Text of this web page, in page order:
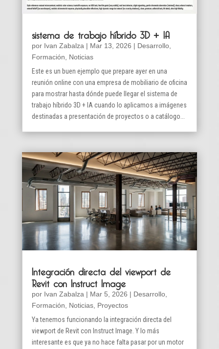
sistema de trabajo híbrido 3D + IA
por Ivan Zabalza | Mar 13, 2026 | Desarrollo,
Formación
Noticias
Este es un buen ejemplo que prepare ayer en una
reunión online con una empresa de mobiliario de oficina
para mostrar hasta dónde puede llegar el sistema de
trabajo híbrido 3D + IA cuando lo aplicamos a imágenes
destinadas a presentación de proyectos o a catálogo...
Integración directa del viewport de
Revit con Instruct Image
por Ivan Zabalza | Mar 5, 2026 | Desarrollo,
Formación
Noticias, Proyectos
Ya tenemos funcionando la integración directa del
viewport de Revit con Instruct Image. Y lo más
interesante es que ya no hace falta pasar por un motor